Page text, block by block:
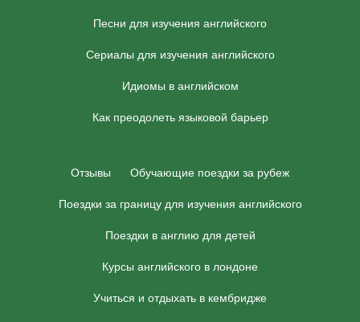
Песни для изучения английского
Сериалы для изучения английского
Идиомы в английском
Как преодолеть языковой барьер
Отзывы Обучающие поездки за рубеж
Поездки за границу для изучения английского
Поездки в англию для детей
Курсы английского в лондоне
Учиться и отдыхать в кембридже